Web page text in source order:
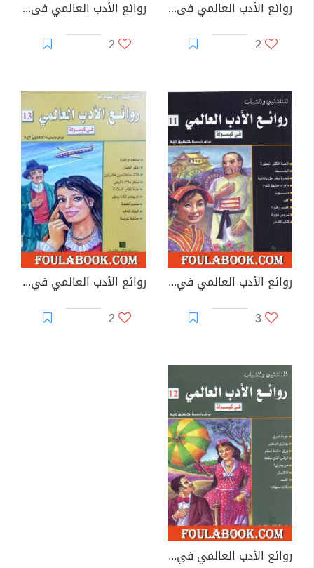
روائع الأدب العالمي فى كبسولة جـ 9
2
روائع الأدب العالمي فى كبسولة جـ 10
2
روائع الأدب العالمي في كبسولة جـ 11
3
روائع الأدب العالمي في كبسولة جـ 13
2
روائع الأدب العالمي في كبسولة جـ 12